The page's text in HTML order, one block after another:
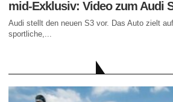
mid-Exklusiv: Video zum Audi
Audi stellt den neuen S3 vor. Das Auto zielt
sportliche,...